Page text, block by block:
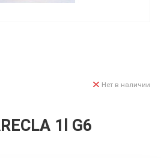
1l G6
Нет в наличии